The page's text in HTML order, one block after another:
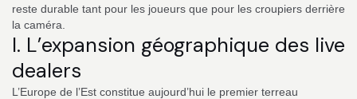
reste durable tant pour les joueurs que pour les croupiers derrière
la caméra.
I. L’expansion géographique des live
dealers
L’Europe de l’Est constitue aujourd’hui le premier terreau